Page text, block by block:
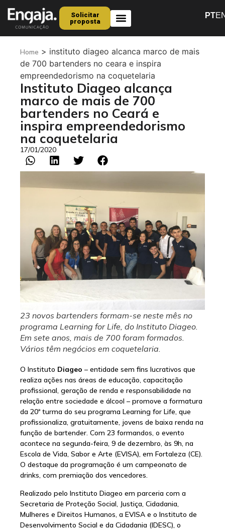
Solicitar
proposta
PT
Home > instituto diageo alcanca marco de mais
de 700 bartenders no ceara e inspira
empreendedorismo na coquetelaria
Instituto Diageo alcança
marco de mais de 700
bartenders no Ceará e
inspira empreendedorismo
na coquetelaria
17/01/2020
23 novos bartenders formam-se neste mês no
programa Learning for Life, do Instituto Diageo.
Em sete anos, mais de 700 foram formados.
Vários têm negócios em coquetelaria.
O Instituto Diageo – entidade sem fins lucrativos que
realiza ações nas áreas de educação, capacitação
profissional, geração de renda e responsabilidade na
relação entre sociedade e álcool – promove a formatura
da 20ª turma do seu programa Learning for Life, que
profissionaliza, gratuitamente, jovens de baixa renda na
função de bartender. Com 23 formandos, o evento
acontece na segunda-feira, 9 de dezembro, às 9h, na
Escola de Vida, Sabor e Arte (EVISA), em Fortaleza (CE).
O destaque da programação é um campeonato de
drinks, com premiação dos vencedores.
Realizado pelo Instituto Diageo em parceria com a
Secretaria de Proteção Social, Justiça, Cidadania,
Mulheres e Direitos Humanos, a EVISA e o Instituto de
Desenvolvimento Social e da Cidadania (IDESC), o